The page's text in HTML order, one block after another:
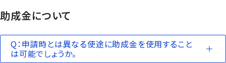
助成金について
Q：申請時とは異なる使途に助成金を使用すること
は可能でしょうか。